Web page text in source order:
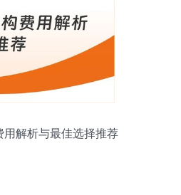
用解析与最佳选择推荐